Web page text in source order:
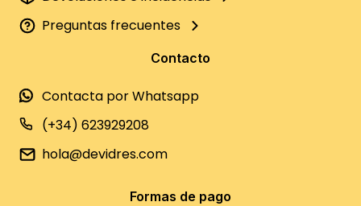
Preguntas frecuentes
Contacto
Contacta por Whatsapp
(+34) 623929208
hola@devidres.com
Formas de pago